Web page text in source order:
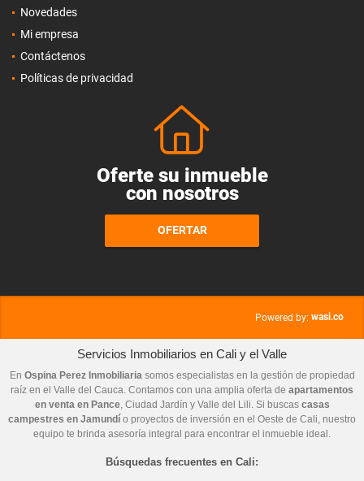
Novedades
Mi empresa
Contáctenos
Políticas de privacidad
Oferte su inmueble
con nosotros
OFERTAR
Powered by: wasi.co
Servicios Inmobiliarios en Cali y el Valle
En Ospina Perez Inmobiliaria somos especialistas en la gestión de propiedad
raíz en el Valle del Cauca. Contamos con una amplia oferta de apartamentos
en venta en Pance, Ciudad Jardín y Valle del Lili. Si buscas casas
campestres en Jamundí o proyectos de inversión en el Oeste de Cali, nuestro
equipo te brinda asesoría integral para encontrar el inmueble ideal.
Búsquedas frecuentes en Cali: